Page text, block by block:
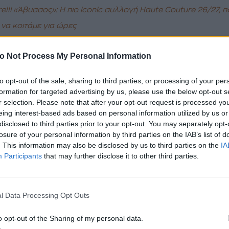
Not Process My Personal Information
opt-out of the sale, sharing to third parties, or processing of your
for targeted advertising by us, please use the below opt-out
selection. Please note that after your opt-out request is processed
interest-based ads based on personal information utilized by us
to third parties prior to your opt-out. You may separately
of your personal information by third parties on the IAB’s list of
This information may also be disclosed by us to third parties on the
Participants that may further disclose it to other third parties.
Data Processing Opt Outs
opt-out of the Sharing of my personal data.
«Άβυσσος»: Η πιο iconic συλλογή Haute Couture 26/27,
κοιτάμε για ώρες
πραγματοποιήθηκε, χθες 6 Ιουλίου 2026, την
Musée Rodin στο Παρίσι, δημιουργώντας ένα
απόλυτα με τη φιλοσοφία της συλλογής. Ο
εμπνεύστηκε από τη φύση, αλλά και από το έργο
γλύπτριας Lynda Benglis, γνωστής για τις
δημιουργίες της με οργανικές φόρμες και
υλικά.